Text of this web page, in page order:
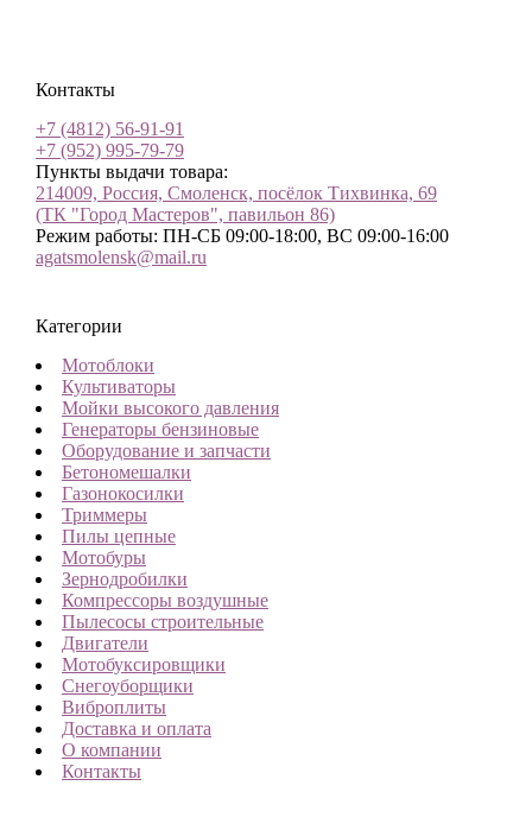
Контакты
+7 (4812) 56-91-91
+7 (952) 995-79-79
Пункты выдачи товара:
214009, Россия, Смоленск, посёлок Тихвинка, 69
(ТК "Город Мастеров", павильон 86)
Режим работы: ПН-СБ 09:00-18:00, ВС 09:00-16:00
agatsmolensk@mail.ru
Категории
Мотоблоки
Культиваторы
Мойки высокого давления
Генераторы бензиновые
Оборудование и запчасти
Бетономешалки
Газонокосилки
Триммеры
Пилы цепные
Мотобуры
Зернодробилки
Компрессоры воздушные
Пылесосы строительные
Двигатели
Мотобуксировщики
Снегоуборщики
Виброплиты
Доставка и оплата
О компании
Контакты